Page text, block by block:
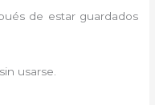
de estar guardados
usarse.